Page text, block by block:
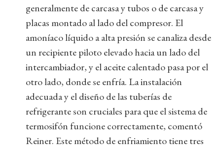
generalmente de carcasa y tubos o de carcasa y
placas montado al lado del compresor. El
amoníaco líquido a alta presión se canaliza desde
un recipiente piloto elevado hacia un lado del
intercambiador, y el aceite calentado pasa por el
otro lado, donde se enfría. La instalación
adecuada y el diseño de las tuberías de
refrigerante son cruciales para que el sistema de
termosifón funcione correctamente, comentó
Reiner. Este método de enfriamiento tiene tres